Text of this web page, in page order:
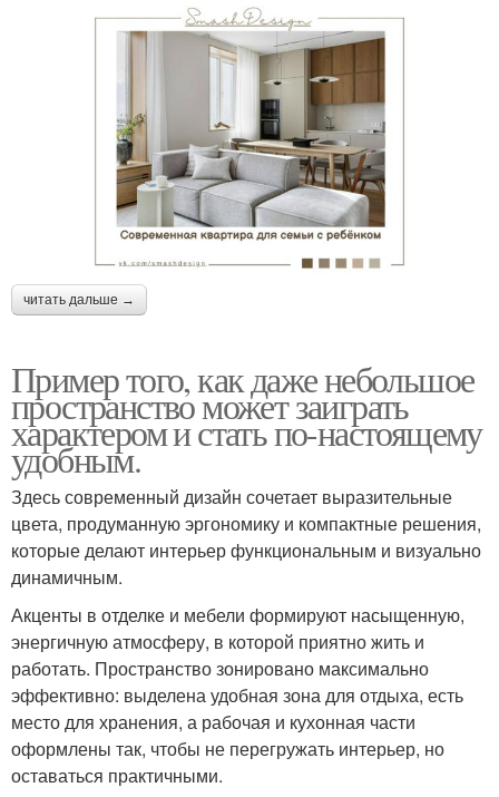
читать дальше →
Пример того, как даже небольшое
пространство может заиграть
характером и стать по-настоящему
удобным.
Здесь современный дизайн сочетает выразительные
цвета, продуманную эргономику и компактные решения,
которые делают интерьер функциональным и визуально
динамичным.
Акценты в отделке и мебели формируют насыщенную,
энергичную атмосферу, в которой приятно жить и
работать. Пространство зонировано максимально
эффективно: выделена удобная зона для отдыха, есть
место для хранения, а рабочая и кухонная части
оформлены так, чтобы не перегружать интерьер, но
оставаться практичными.